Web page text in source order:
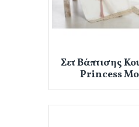
Σετ Βάπτισης
Princess